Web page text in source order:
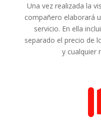
Una vez realizada la
compañero elaborará
servicio. En ella
separado el precio de
y cualquier